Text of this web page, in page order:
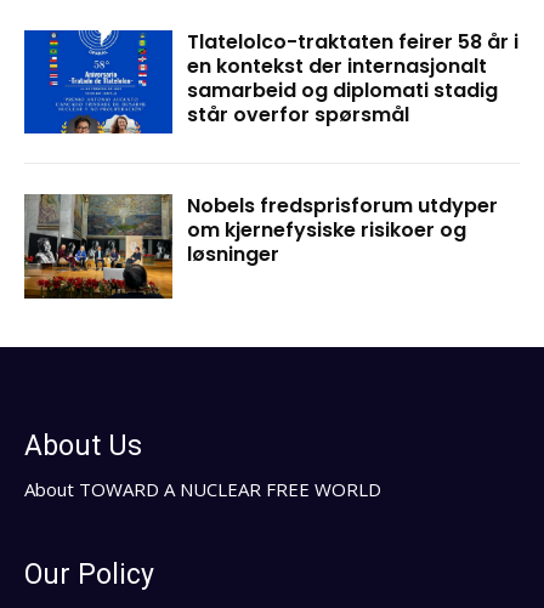
Tlatelolco-traktaten feirer 58 år i
en kontekst der internasjonalt
samarbeid og diplomati stadig
står overfor spørsmål
Nobels fredsprisforum utdyper
om kjernefysiske risikoer og
løsninger
About Us
About TOWARD A NUCLEAR FREE WORLD
Our Policy